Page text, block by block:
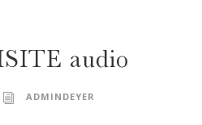
audio
ADMINDEYER